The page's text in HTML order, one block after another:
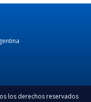
los derechos reservados